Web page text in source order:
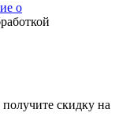
о
скидку на